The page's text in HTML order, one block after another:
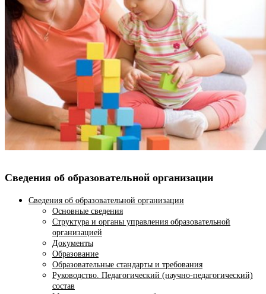
Сведения об образовательной организации
Сведения об образовательной организации
Основные сведения
Структура и органы управления образовательной
организацией
Документы
Образование
Образовательные стандарты и требования
Руководство. Педагогический (научно-педагогический)
состав